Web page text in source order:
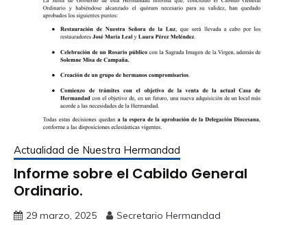
Actualidad de Nuestra Hermandad
Informe sobre el Cabildo General
Ordinario.
29 marzo, 2025 Secretario Hermandad